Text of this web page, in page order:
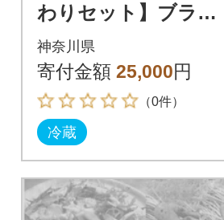
わりセット】ブラン
ド豚しゃぶしゃぶ用
と鎌倉野菜のドレッ
シング【複数個口で配
送】
神奈川県
寄付金額 25,000円
（0件）
冷蔵